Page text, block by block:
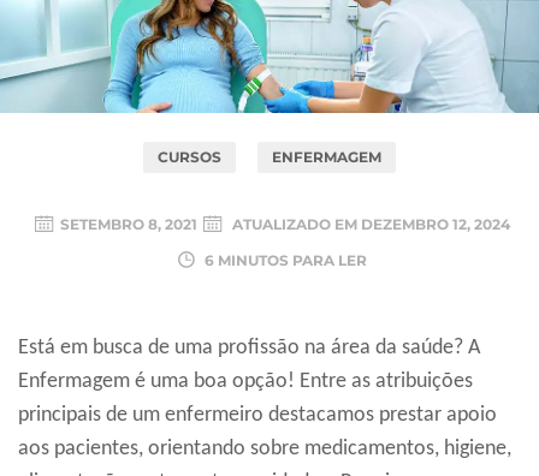
CURSOS ENFERMAGEM
SETEMBRO 8, 2021 ATUALIZADO EM DEZEMBRO 12, 2024
6 MINUTOS PARA LER
Está em busca de uma profissão na área da saúde? A
Enfermagem é uma boa opção! Entre as atribuições
principais de um enfermeiro destacamos prestar apoio
aos pacientes, orientando sobre medicamentos, higiene,